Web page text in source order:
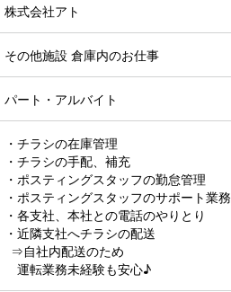
株式会社アト
その他施設 倉庫内のお仕事
パート・アルバイト
・チラシの在庫管理
・チラシの手配、補充
・ポスティングスタッフの勤怠管理
・ポスティングスタッフのサポート業務
・各支社、本社との電話のやりとり
・近隣支社へチラシの配送
⇒自社内配送のため
運転業務未経験も安心♪